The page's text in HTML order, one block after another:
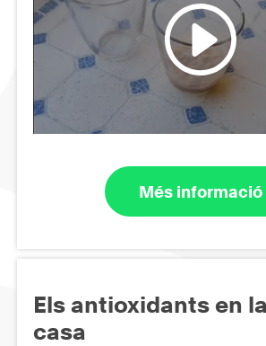
Més informació
Els antioxidants en
casa